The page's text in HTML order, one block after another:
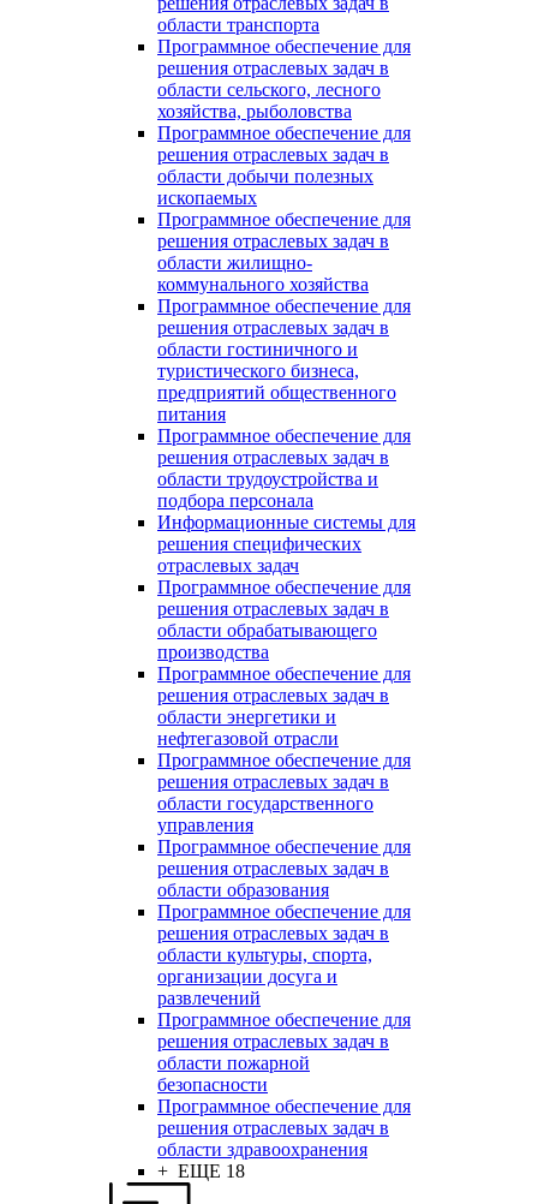
области транспорта
Программное обеспечение для
решения отраслевых задач в
области сельского, лесного
хозяйства, рыболовства
Программное обеспечение для
решения отраслевых задач в
области добычи полезных
ископаемых
Программное обеспечение для
решения отраслевых задач в
области жилищно-
коммунального хозяйства
Программное обеспечение для
решения отраслевых задач в
области гостиничного и
туристического бизнеса,
предприятий общественного
питания
Программное обеспечение для
решения отраслевых задач в
области трудоустройства и
подбора персонала
Информационные системы для
решения специфических
отраслевых задач
Программное обеспечение для
решения отраслевых задач в
области обрабатывающего
производства
Программное обеспечение для
решения отраслевых задач в
области энергетики и
нефтегазовой отрасли
Программное обеспечение для
решения отраслевых задач в
области государственного
управления
Программное обеспечение для
решения отраслевых задач в
области образования
Программное обеспечение для
решения отраслевых задач в
области культуры, спорта,
организации досуга и
развлечений
Программное обеспечение для
решения отраслевых задач в
области пожарной
безопасности
Программное обеспечение для
решения отраслевых задач в
области здравоохранения
+ ЕЩЕ 18